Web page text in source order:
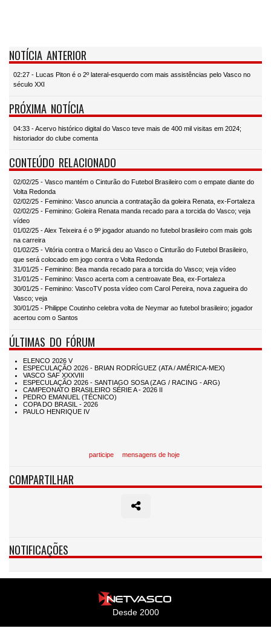
NOTÍCIA ANTERIOR
02:27 - Lucas Piton é o 2º lateral-esquerdo com mais assistências pelo Vasco no
século XXI
PRÓXIMA NOTÍCIA
04:33 - Acervo histórico digital do Vasco teve mais de 400 mil visitas em 2024;
historiador do clube comenta
CONTEÚDO RELACIONADO
02/02/25 - Vasco mantém o Cinturão do Futebol Brasileiro com o empate diante do
Volta Redonda
02/02/25 - Feminino: Vasco anuncia a contratação da goleira Renata, ex-Fortaleza
02/02/25 - Feminino: Goleira Renata manda recado para a torcida do Vasco; veja
vídeo
01/02/25 - Alex Teixeira é o 9º jogador atuando no futebol brasileiro com mais gols
na carreira
01/02/25 - Vitória contra o Maricá deu ao Vasco o Cinturão do Futebol Brasileiro,
que será colocado em jogo contra o Volta Redonda
31/01/25 - Feminino: Bea manda recado para a torcida do Vasco; veja vídeo
31/01/25 - Feminino: Vasco acerta com a centroavate Bea, ex-Fortaleza
30/01/25 - Feminino: VascoTV posta vídeo com Carol Pereira, nova zagueira do
Vasco; veja
30/01/25 - Philippe Coutinho celebra volta de Neymar ao futebol brasileiro; jogador
acertou com o Santos
ÚLTIMAS DO FÓRUM
participe mensagens de hoje
COMPARTILHAR
NOTIFICAÇÕES
Desde 2000